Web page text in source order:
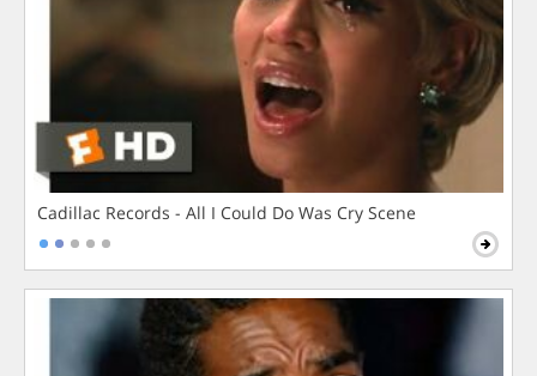
Cadillac Records - All I Could Do Was Cry Scene